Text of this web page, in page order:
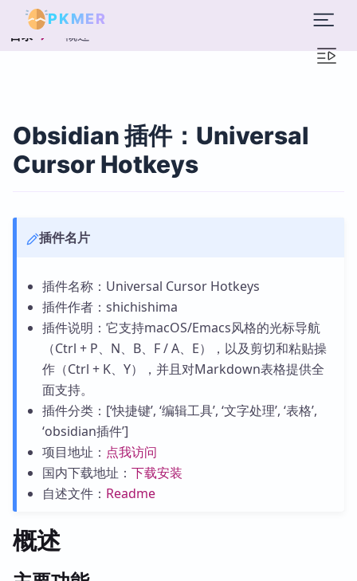
PKMER
目录 概述
Obsidian 插件：Universal
Cursor Hotkeys
插件名片
插件名称：Universal Cursor Hotkeys
插件作者：shichishima
插件说明：它支持macOS/Emacs风格的光标导航
（Ctrl + P、N、B、F / A、E），以及剪切和粘贴操
作（Ctrl + K、Y），并且对Markdown表格提供全
面支持。
插件分类：[‘快捷键’, ‘编辑工具’, ‘文字处理’, ‘表格’,
‘obsidian插件’]
项目地址： 点我访问
国内下载地址： 下载安装
自述文件： Readme
概述